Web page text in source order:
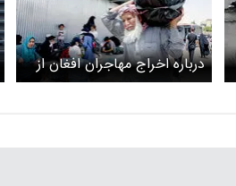
درباره اخراج مهاجران افغان از
ایران